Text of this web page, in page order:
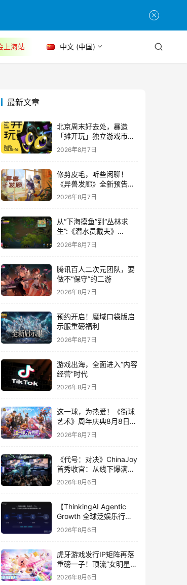
上海站 中文 (中国)
最新文章
北京周末好去处，暴造
「摊开玩」独立游戏市集
正式开票！
2026年8月7日
修剪皮毛，听些闲聊！
《异兽发廊》全新预告与
Steam免费试玩公开
2026年8月7日
从“下海摸鱼”到“丛林求
生”:《潜水员戴夫》
DLC《丛林》移动端定档
8月14日
2026年8月7日
腾讯百人二次元团队，要
做不“保守”的二游
2026年8月7日
预约开启！魔域口袋版启
示服重磅福利
2026年8月7日
游戏出海，全面进入“内容
经营”时代
2026年8月7日
这一球，为热爱！《街球
艺术》周年庆典8月8日正
式上线，多重福利与全新
内容同步开启
2026年8月7日
《代号：对决》ChinaJoy
首秀收官：从线下爆满看
见玩家的真实期待
2026年8月6日
【ThinkingAI Agentic
Growth 全球泛娱乐行业
峰会】Agent 时代，人到
底负责什么
2026年8月6日
虎牙游戏发行IP矩阵再落
重磅一子！顶流“女明星”
ZANMANG LOOPY 正版
2026年8月6日